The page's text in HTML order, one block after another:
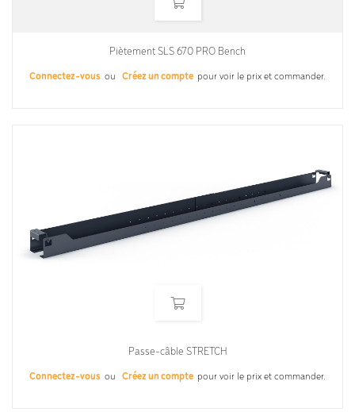
Piètement SLS 670 PRO Bench
Connectez-vous ou Créez un compte pour voir le prix et commander.
Passe-câble STRETCH
Connectez-vous ou Créez un compte pour voir le prix et commander.